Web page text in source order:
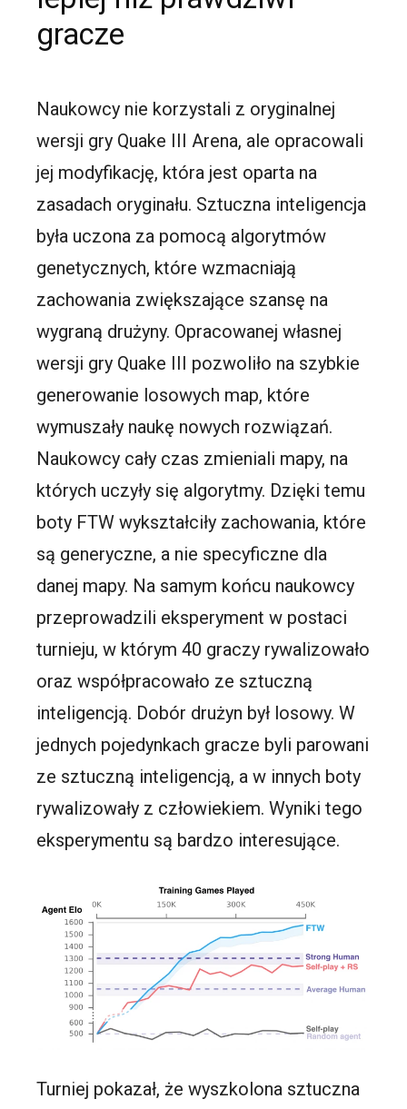
gracze
Naukowcy nie korzystali z oryginalnej
wersji gry Quake III Arena, ale opracowali
jej modyfikację, która jest oparta na
zasadach oryginału. Sztuczna inteligencja
była uczona za pomocą algorytmów
genetycznych, które wzmacniają
zachowania zwiększające szansę na
wygraną drużyny. Opracowanej własnej
wersji gry Quake III pozwoliło na szybkie
generowanie losowych map, które
wymuszały naukę nowych rozwiązań.
Naukowcy cały czas zmieniali mapy, na
których uczyły się algorytmy. Dzięki temu
boty FTW wykształciły zachowania, które
są generyczne, a nie specyficzne dla
danej mapy. Na samym końcu naukowcy
przeprowadzili eksperyment w postaci
turnieju, w którym 40 graczy rywalizowało
oraz współpracowało ze sztuczną
inteligencją. Dobór drużyn był losowy. W
jednych pojedynkach gracze byli parowani
ze sztuczną inteligencją, a w innych boty
rywalizowały z człowiekiem. Wyniki tego
eksperymentu są bardzo interesujące.
Turniej pokazał, że wyszkolona sztuczna